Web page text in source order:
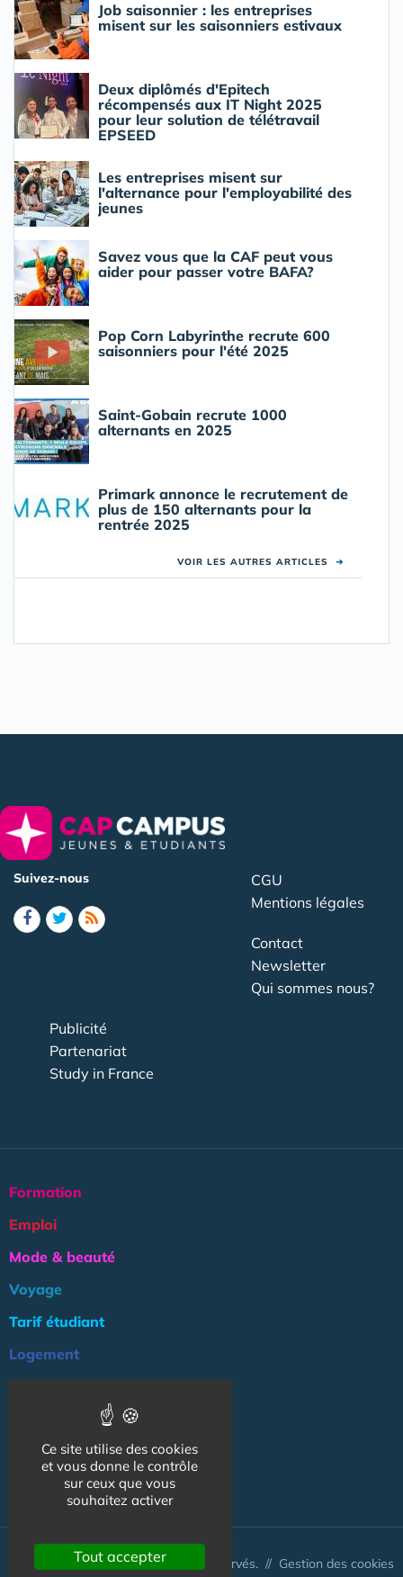
Job saisonnier : les entreprises
misent sur les saisonniers estivaux
Deux diplômés d'Epitech
récompensés aux IT Night 2025
pour leur solution de télétravail
EPSEED
Les entreprises misent sur
l'alternance pour l'employabilité des
jeunes
Savez vous que la CAF peut vous
aider pour passer votre BAFA?
Pop Corn Labyrinthe recrute 600
saisonniers pour l'été 2025
Saint-Gobain recrute 1000
alternants en 2025
Primark annonce le recrutement de
plus de 150 alternants pour la
rentrée 2025
VOIR LES AUTRES ARTICLES ➜
Suivez-nous
CGU
Mentions légales
Contact
Newsletter
Qui sommes nous?
Publicité
Partenariat
Study in France
Formation
Emploi
Mode & beauté
Voyage
Tarif étudiant
Logement
Association
NOS AUTRES SITES :
© CapCampus 2026 - Tous droits réservés. // Gestion des cookies
Ce site utilise des cookies
et vous donne le contrôle
sur ceux que vous
souhaitez activer
Tout accepter